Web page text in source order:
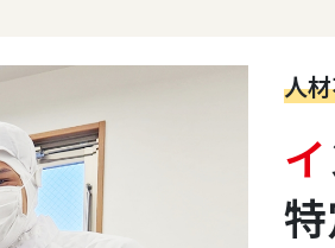
人
イ